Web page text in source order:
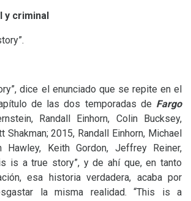
y criminal
dice el enunciado que se repite en el
de las dos temporadas de Fargo
Randall Einhorn, Colin Bucksey,
Shakman; 2015, Randall Einhorn, Michael
Hawley, Keith Gordon, Jeffrey Reiner,
is a true story”, y de ahí que, en tanto
esa historia verdadera, acaba por
la misma realidad. “This is a